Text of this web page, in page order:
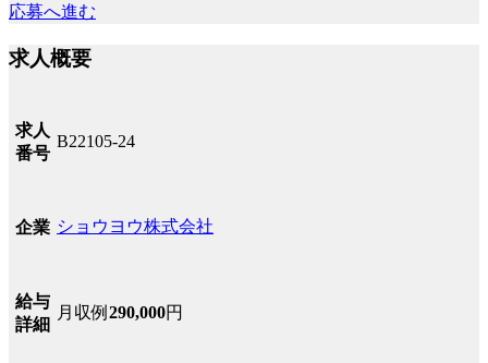
応募へ進む
求人概要
求人
番号
B22105-24
企業 ショウヨウ株式会社
給与
詳細
月収例 290,000円